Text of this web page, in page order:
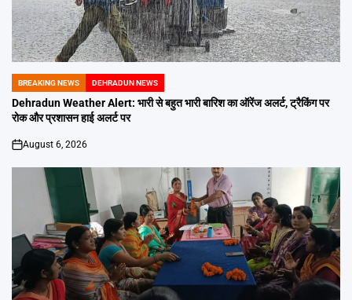
POSTED
IN
BREAKING NEWS DEHRADUN NEWS
Dehradun Weather Alert: भारी से बहुत भारी बारिश का ऑरेंज अलर्ट, ट्रैकिंग पर
रोक और प्रशासन हाई अलर्ट पर
on
August 6, 2026